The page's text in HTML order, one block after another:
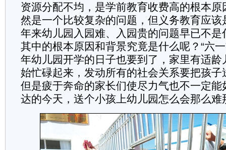
资源分配不均，是学前教育收费高的根本原
然是一个比较复杂的问题，但义务教育应该
年来幼儿园入园难、入园贵的问题早已不
其中的根本原因和背景究竟是什么呢？“六
年幼儿园开学的日子也要到了，家里有适
始忙碌起来，发动所有的社会关系要把孩
但是疲于奔命的家长们使尽力气也不一定
达的今天，送个小孩上幼儿园怎么会那么难